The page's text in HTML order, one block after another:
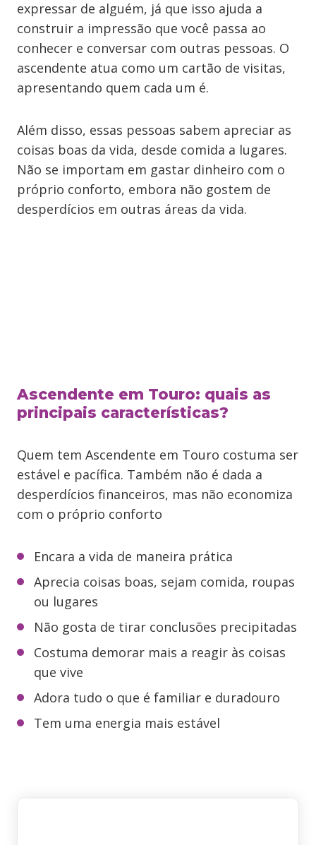
expressar de alguém, já que isso ajuda a
construir a impressão que você passa ao
conhecer e conversar com outras pessoas. O
ascendente atua como um cartão de visitas,
apresentando quem cada um é.
Além disso, essas pessoas sabem apreciar as
coisas boas da vida, desde comida a lugares.
Não se importam em gastar dinheiro com o
próprio conforto, embora não gostem de
desperdícios em outras áreas da vida.
Ascendente em Touro: quais as
principais características?
Quem tem Ascendente em Touro costuma ser
estável e pacífica. Também não é dada a
desperdícios financeiros, mas não economiza
com o próprio conforto
Encara a vida de maneira prática
Aprecia coisas boas, sejam comida, roupas
ou lugares
Não gosta de tirar conclusões precipitadas
Costuma demorar mais a reagir às coisas
que vive
Adora tudo o que é familiar e duradouro
Tem uma energia mais estável